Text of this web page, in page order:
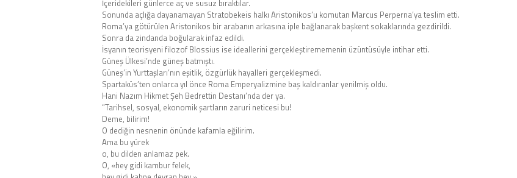
İçeridekileri günlerce aç ve susuz bıraktılar.
Sonunda açlığa dayanamayan Stratobekeis halkı Aristonikos’u komutan Marcus Perperna’ya teslim etti.
Roma’ya götürülen Aristonikos bir arabanın arkasına iple bağlanarak başkent sokaklarında gezdirildi.
Sonra da zindanda boğularak infaz edildi.
İsyanın teorisyeni filozof Blossius ise ideallerini gerçekleştirememenin üzüntüsüyle intihar etti.
Güneş Ülkesi’nde güneş batmıştı.
Güneş’in Yurttaşları’nın eşitlik, özgürlük hayalleri gerçekleşmedi.
Spartaküs’ten onlarca yıl önce Roma Emperyalizmine baş kaldıranlar yenilmiş oldu.
Hani Nazım Hikmet Şeh Bedrettin Destanı’nda der ya.
“Tarihsel, sosyal, ekonomik şartların zaruri neticesi bu!
Deme, bilirim!
O dediğin nesnenin önünde kafamla eğilirim.
Ama bu yürek
o, bu dilden anlamaz pek.
O, «hey gidi kambur felek,